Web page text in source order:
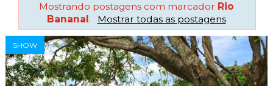
Mostrando postagens com marcador Rio
Bananal . Mostrar todas as postagens
SHOW